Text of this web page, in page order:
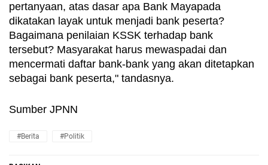
pertanyaan, atas dasar apa Bank Mayapada
dikatakan layak untuk menjadi bank peserta?
Bagaimana penilaian KSSK terhadap bank
tersebut? Masyarakat harus mewaspadai dan
mencermati daftar bank-bank yang akan ditetapkan
sebagai bank peserta," tandasnya.
Sumber JPNN
#Berita #Politik